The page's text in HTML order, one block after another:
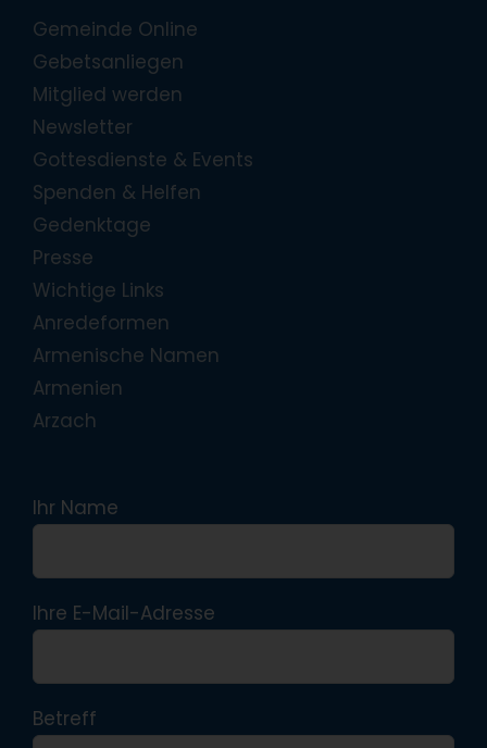
Gemeinde Online
Gebetsanliegen
Mitglied werden
Newsletter
Gottesdienste & Events
Spenden & Helfen
Gedenktage
Presse
Wichtige Links
Anredeformen
Armenische Namen
Armenien
Arzach
Ihr Name
Ihre E-Mail-Adresse
Betreff